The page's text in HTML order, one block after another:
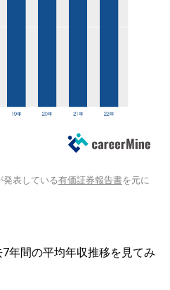
発表している有価証券報告書を元に
年間の平均年収推移を見てみ